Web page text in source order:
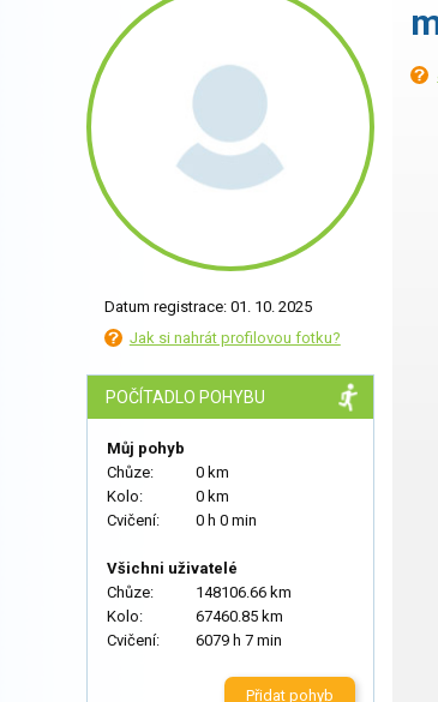
Datum registrace: 01. 10. 2025
Jak si nahrát profilovou fotku?
POČÍTADLO POHYBU
Můj pohyb
Chůze:
0 km
Kolo:
0 km
Cvičení:
0 h 0 min
Všichni uživatelé
Chůze:
148106.66 km
Kolo:
67460.85 km
Cvičení:
6079 h 7 min
Přidat pohyb